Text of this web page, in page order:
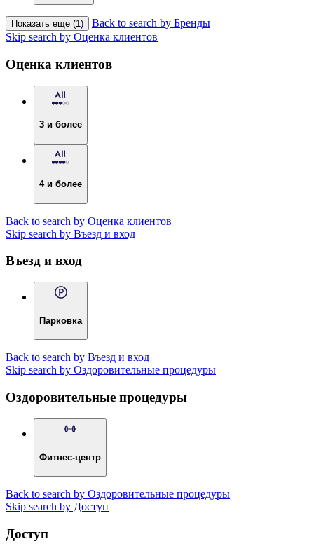
Показать еще (1)
Back to search by Бренды
Skip search by Оценка клиентов
Оценка клиентов
3 и более
4 и более
Back to search by Оценка клиентов
Skip search by Въезд и вход
Въезд и вход
Парковка
Back to search by Въезд и вход
Skip search by Оздоровительные процедуры
Оздоровительные процедуры
Фитнес-центр
Back to search by Оздоровительные процедуры
Skip search by Доступ
Доступ